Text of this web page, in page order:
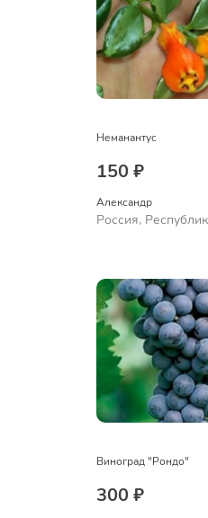
Неманантус
150 ₽
Александр
Россия,
Виноград "Рондо"
300 ₽